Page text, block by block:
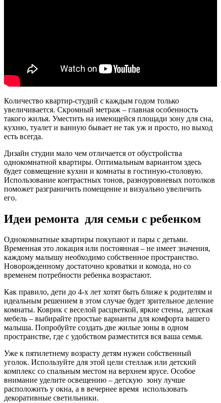
Количество квартир-студий с каждым годом только
увеличивается. Скромный метраж – главная особенность
такого жилья. Уместить на имеющейся площади зону для сна,
кухню, туалет и ванную бывает не так уж и просто, но выход
есть всегда.
Дизайн студии мало чем отличается от обустройства
однокомнатной квартиры. Оптимальным вариантом здесь
будет совмещение кухни и комнаты в гостиную-столовую.
Использование контрастных тонов, разноуровневых потолков
поможет разграничить помещение и визуально увеличить
его.
Идеи ремонта для семьи с ребенком
Однокомнатные квартиры покупают и пары с детьми.
Временная это локация или постоянная – не имеет значения,
каждому малышу необходимо собственное пространство.
Новорожденному достаточно кроватки и комода, но со
временем потребности ребенка возрастают.
Как правило, дети до 4-х лет хотят быть ближе к родителям и
идеальным решением в этом случае будет зрительное деление
комнаты. Коврик с веселой расцветкой, яркие стены, детская
мебель – выбирайте простые варианты для комфорта вашего
малыша. Попробуйте создать две жилые зоны в одном
пространстве, где с удобством разместится вся ваша семья.
Уже к пятилетнему возрасту детям нужен собственный
уголок. Используйте для этой цели стеллаж или детский
комплекс со спальным местом на верхнем ярусе. Особое
внимание уделите освещению – детскую зону лучше
расположить у окна, а в вечернее время использовать
декоративные светильники.